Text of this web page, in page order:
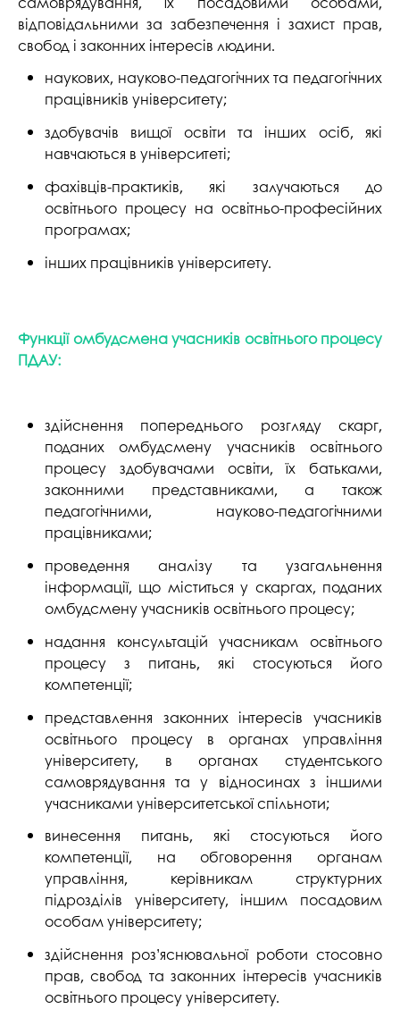
відповідальними за забезпечення і захист прав,
свобод і законних інтересів людини.
наукових, науково-педагогічних та педагогічних
працівників університету;
здобувачів вищої освіти та інших осіб, які
навчаються в університеті;
фахівців-практиків, які залучаються до
освітнього процесу на освітньо-професійних
програмах;
інших працівників університету.
Функції омбудсмена учасників освітнього процесу
ПДАУ:
здійснення попереднього розгляду скарг,
поданих омбудсмену учасників освітнього
процесу здобувачами освіти, їх батьками,
законними представниками, а також
педагогічними, науково-педагогічними
працівниками;
проведення аналізу та узагальнення
інформації, що міститься у скаргах, поданих
омбудсмену учасників освітнього процесу;
надання консультацій учасникам освітнього
процесу з питань, які стосуються його
компетенції;
представлення законних інтересів учасників
освітнього процесу в органах управління
університету, в органах студентського
самоврядування та у відносинах з іншими
учасниками університетської спільноти;
винесення питань, які стосуються його
компетенції, на обговорення органам
управління, керівникам структурних
підрозділів університету, іншим посадовим
особам університету;
здійснення роз’яснювальної роботи стосовно
прав, свобод та законних інтересів учасників
освітнього процесу університету.